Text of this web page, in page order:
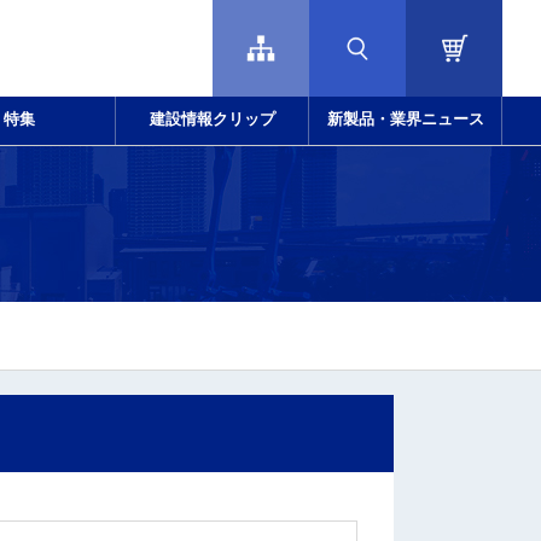
特集 建設情報クリップ 新製品・業界ニュース